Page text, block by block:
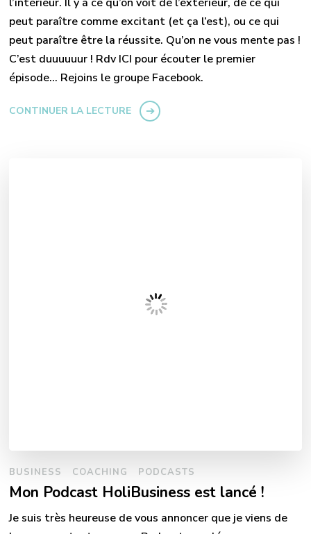
peut paraître comme excitant (et ça l’est), ou ce qui
peut paraître être la réussite. Qu’on ne vous mente pas !
C’est duuuuuur ! Rdv ICI pour écouter le premier
épisode… Rejoins le groupe Facebook.
CONTINUER LA LECTURE
BUSINESS COACHING PODCASTS
Mon Podcast HoliBusiness est lancé !
Je suis très heureuse de vous annoncer que je viens de